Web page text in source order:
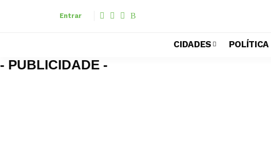
Entrar
CIDADES POLÍTICA
- PUBLICIDADE -